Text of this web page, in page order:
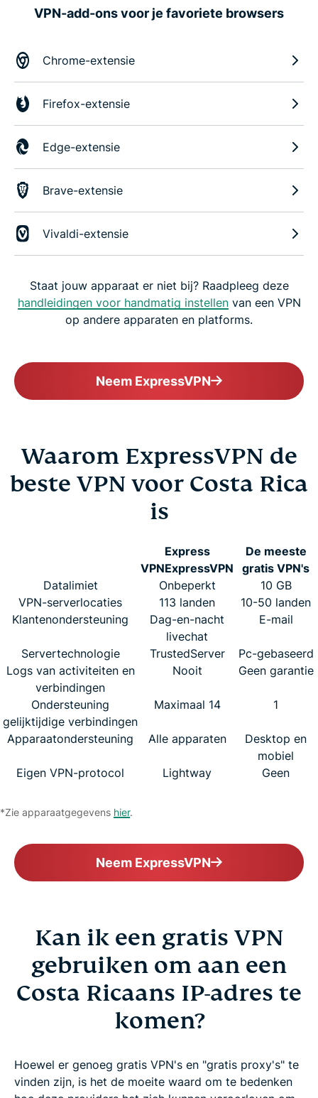
VPN-add-ons voor je favoriete browsers
Chrome-extensie
Firefox-extensie
Edge-extensie
Brave-extensie
Vivaldi-extensie
Staat jouw apparaat er niet bij? Raadpleeg deze
handleidingen voor handmatig instellenvan een VPN
op andere apparaten en platforms.
Neem ExpressVPN
Waarom ExpressVPN de
beste VPN voor Costa Rica
is
Express
VPNExpressVPN
De meeste
gratis VPN's
Datalimiet
Onbeperkt
10 GB
VPN-serverlocaties
113 landen
10-50 landen
Klantenondersteuning
Dag-en-nacht
livechat
E-mail
Servertechnologie TrustedServer
Pc-gebaseerd
Logs van activiteiten en
verbindingen
Nooit Geen garantie
Ondersteuning
gelijktijdige verbindingen
Maximaal 14 1
Apparaatondersteuning Alle apparaten
Desktop en
mobiel
Eigen VPN-protocol
Lightway Geen
*Zie apparaatgegevens hier.
Neem ExpressVPN
Kan ik een gratis VPN
gebruiken om aan een
Costa Ricaans IP-adres te
komen?
Hoewel er genoeg gratis VPN's en "gratis proxy's" te
vinden zijn, is het de moeite waard om te bedenken